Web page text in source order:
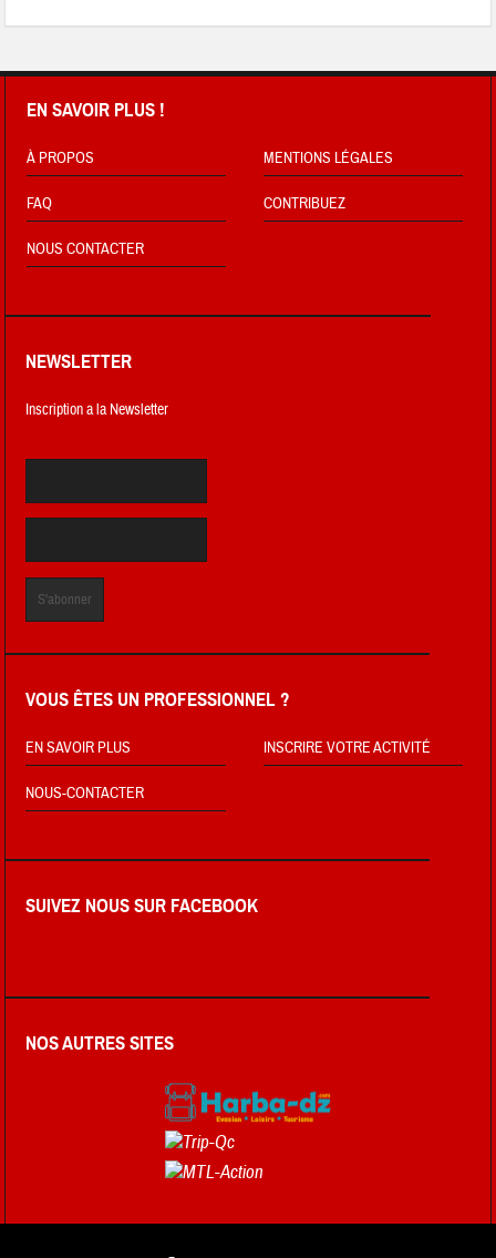
EN SAVOIR PLUS !
À PROPOS MENTIONS LÉGALES
FAQ CONTRIBUEZ
NOUS CONTACTER
NEWSLETTER
Inscription a la Newsletter
VOUS ÊTES UN PROFESSIONNEL ?
EN SAVOIR PLUS INSCRIRE VOTRE ACTIVITÉ
NOUS-CONTACTER
SUIVEZ NOUS SUR FACEBOOK
NOS AUTRES SITES